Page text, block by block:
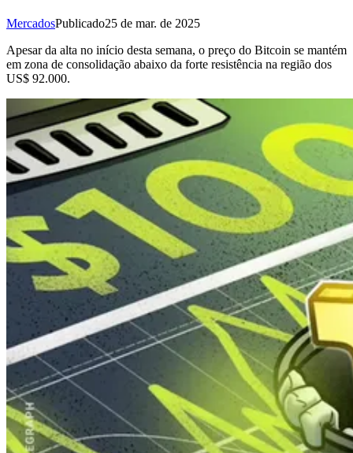
MercadosPublicado25 de mar. de 2025
Apesar da alta no início desta semana, o preço do Bitcoin se mantém
em zona de consolidação abaixo da forte resistência na região dos
US$ 92.000.